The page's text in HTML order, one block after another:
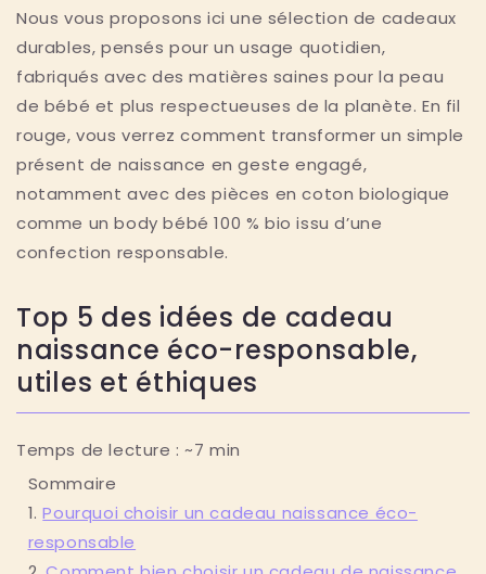
Nous vous proposons ici une sélection de cadeaux
durables, pensés pour un usage quotidien,
fabriqués avec des matières saines pour la peau
de bébé et plus respectueuses de la planète. En fil
rouge, vous verrez comment transformer un simple
présent de naissance en geste engagé,
notamment avec des pièces en coton biologique
comme un body bébé 100 % bio issu d’une
confection responsable.
Top 5 des idées de cadeau
naissance éco-responsable,
utiles et éthiques
Temps de lecture : ~7 min
Sommaire
Pourquoi choisir un cadeau naissance éco-
responsable